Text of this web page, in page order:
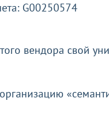
G00250574
вендора свой